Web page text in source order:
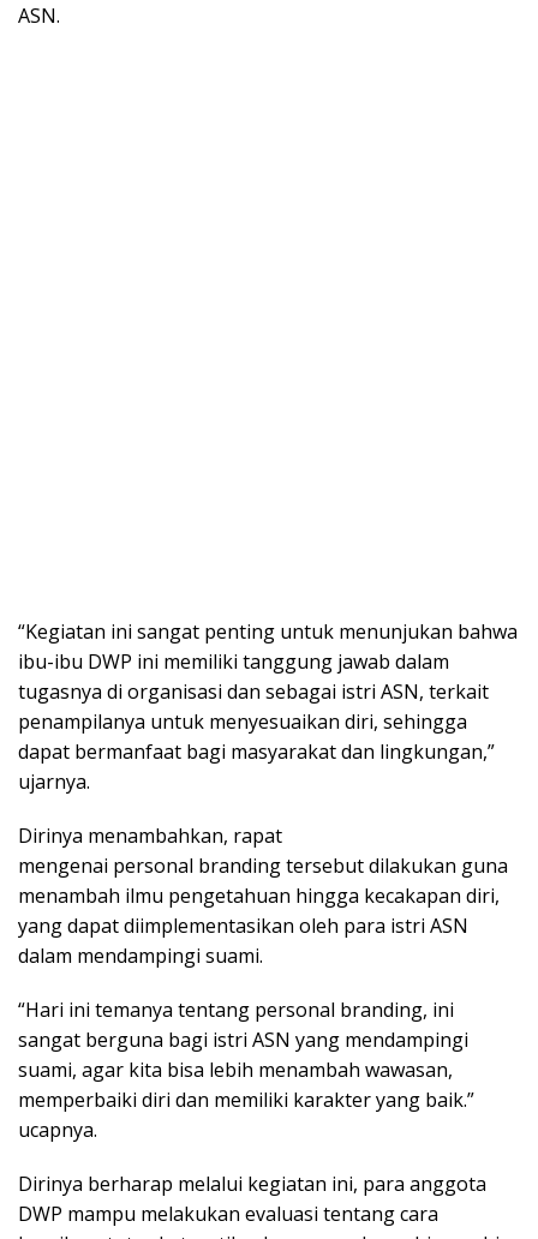
ASN.
“Kegiatan ini sangat penting untuk menunjukan bahwa
ibu-ibu DWP ini memiliki tanggung jawab dalam
tugasnya di organisasi dan sebagai istri ASN, terkait
penampilanya untuk menyesuaikan diri, sehingga
dapat bermanfaat bagi masyarakat dan lingkungan,”
ujarnya.
Dirinya menambahkan, rapat
mengenai personal branding tersebut dilakukan guna
menambah ilmu pengetahuan hingga kecakapan diri,
yang dapat diimplementasikan oleh para istri ASN
dalam mendampingi suami.
“Hari ini temanya tentang personal branding, ini
sangat berguna bagi istri ASN yang mendampingi
suami, agar kita bisa lebih menambah wawasan,
memperbaiki diri dan memiliki karakter yang baik.”
ucapnya.
Dirinya berharap melalui kegiatan ini, para anggota
DWP mampu melakukan evaluasi tentang cara